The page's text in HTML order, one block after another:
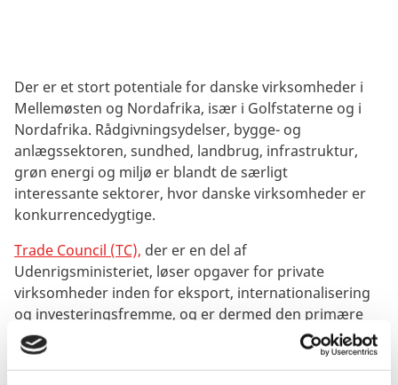
Der er et stort potentiale for danske virksomheder i
Mellemøsten og Nordafrika, især i Golfstaterne og i
Nordafrika. Rådgivningsydelser, bygge- og
anlægssektoren, sundhed, landbrug, infrastruktur,
grøn energi og miljø er blandt de særligt
interessante sektorer, hvor danske virksomheder er
konkurrencedygtige.
Trade Council (TC), der er en del af
Udenrigsministeriet, løser opgaver for private
virksomheder inden for eksport, internationalisering
og investeringsfremme, og er dermed den primære
indgang for danske virksomheder, som ønsker
assistance til at gøre forretning i regionen. TC tilbyder